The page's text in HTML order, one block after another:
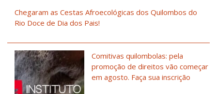
Chegaram as Cestas Afroecológicas dos Quilombos do
Rio Doce de Dia dos Pais!
Comitivas quilombolas: pela
promoção de direitos vão começar
em agosto. Faça sua inscrição